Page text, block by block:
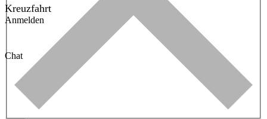
Kreuzfahrt
Anmelden
Chat